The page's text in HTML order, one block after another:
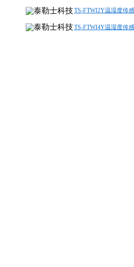
TS-FTWI2Y温湿度传
TS-FTWI4Y温湿度传